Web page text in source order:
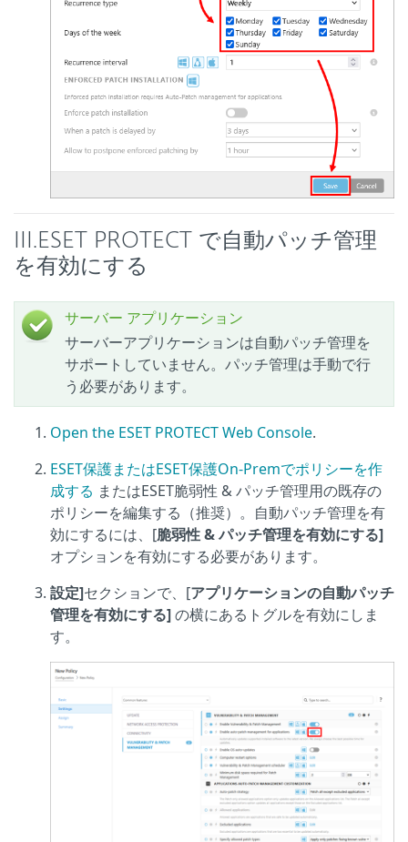
III.ESET PROTECT で自動パッチ管理
を有効にする
サーバー アプリケーション
サーバーアプリケーションは自動パッチ管理を
サポートしていません。パッチ管理は手動で行
う必要があります。
Open the ESET PROTECT Web Console.
ESET保護またはESET保護On-Premでポリシーを作
成する またはESET脆弱性 & パッチ管理用の既存の
ポリシーを編集する（推奨）。自動パッチ管理を有
効にするには、[脆弱性 & パッチ管理を有効にする]
オプションを有効にする必要があります。
設定]セクションで、[アプリケーションの自動パッチ
管理を有効にする]の横にあるトグルを有効にしま
す。